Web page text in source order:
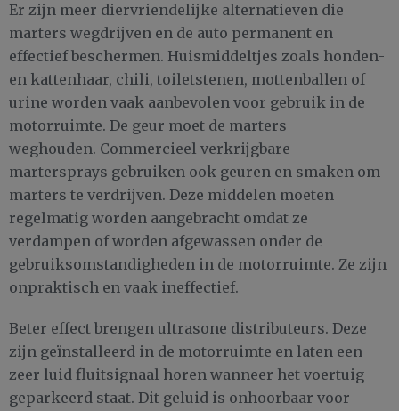
Er zijn meer diervriendelijke alternatieven die
marters wegdrijven en de auto permanent en
effectief beschermen. Huismiddeltjes zoals honden-
en kattenhaar, chili, toiletstenen, mottenballen of
urine worden vaak aanbevolen voor gebruik in de
motorruimte. De geur moet de marters
weghouden. Commercieel verkrijgbare
martersprays gebruiken ook geuren en smaken om
marters te verdrijven. Deze middelen moeten
regelmatig worden aangebracht omdat ze
verdampen of worden afgewassen onder de
gebruiksomstandigheden in de motorruimte. Ze zijn
onpraktisch en vaak ineffectief.
Beter effect brengen ultrasone distributeurs. Deze
zijn geïnstalleerd in de motorruimte en laten een
zeer luid fluitsignaal horen wanneer het voertuig
geparkeerd staat. Dit geluid is onhoorbaar voor